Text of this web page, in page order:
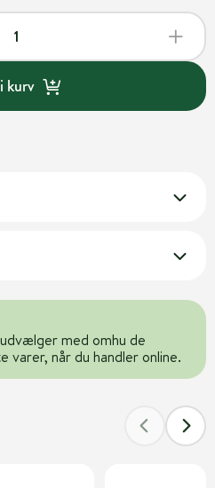
kurv
med omhu de
varer, når du handler online.